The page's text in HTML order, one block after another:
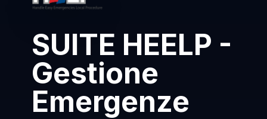
SUITE HEELP -
Gestione
Emergenze